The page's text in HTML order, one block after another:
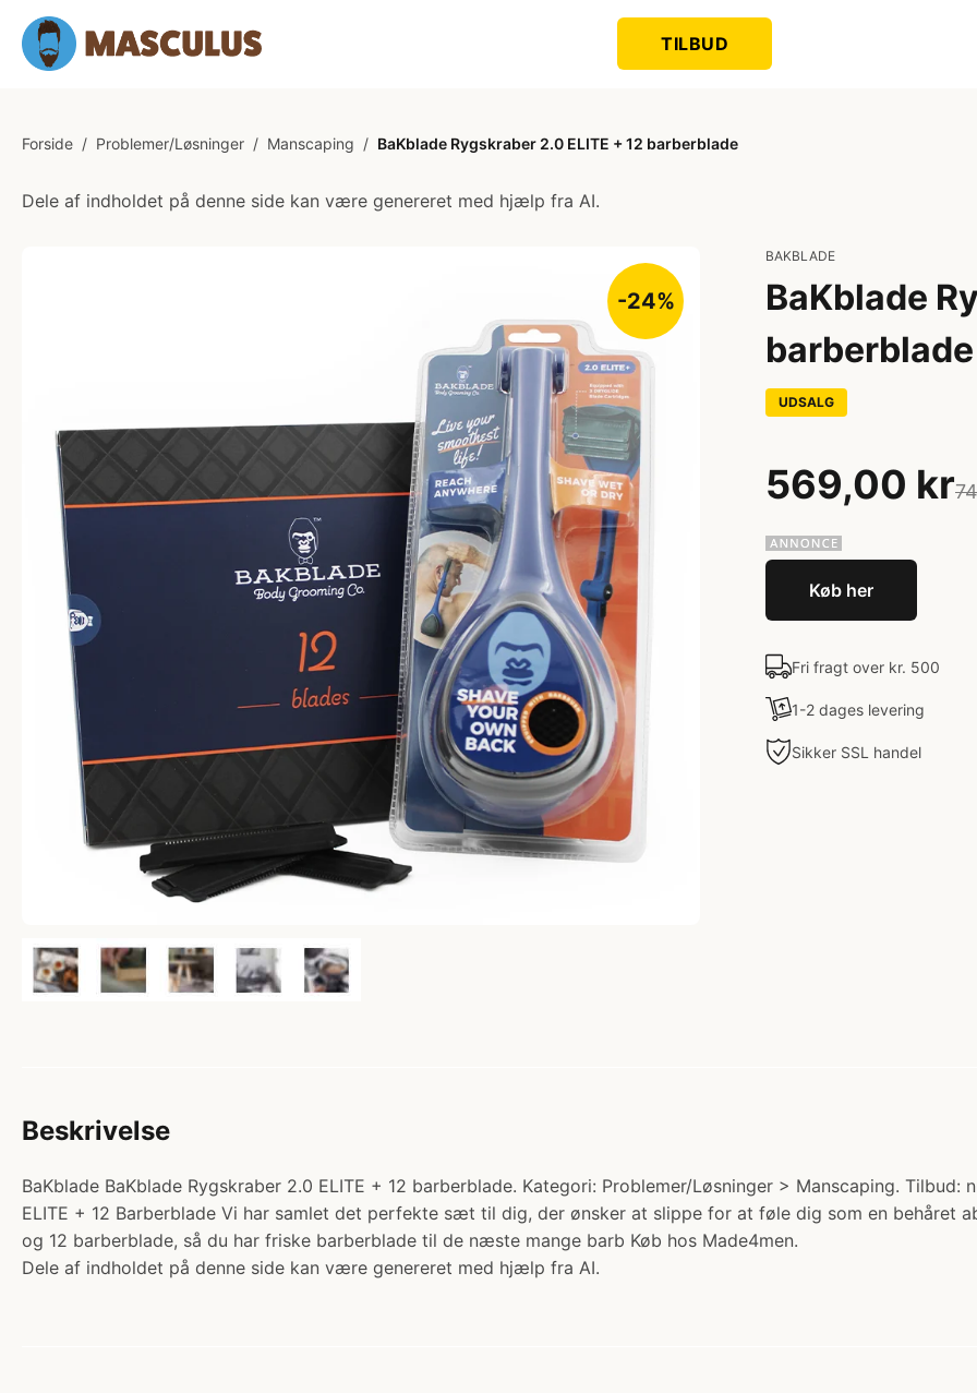
TILBUD
Forside / Problemer/Løsninger / Manscaping / BaKblade Rygskraber 2.0 ELITE + 12 barberblade
Dele af indholdet på denne side kan være genereret med hjælp fra AI.
-24%
BAKBLADE
BaKblade
barberblade
UDSALG
569,00 kr
Køb her
Fri fragt over kr. 500
1-2 dages levering
Sikker SSL handel
Beskrivelse
BaKblade BaKblade Rygskraber 2.0 ELITE + 12 barberblade. Kategori: Problemer/Løsninger > Manscaping.
ELITE + 12 Barberblade Vi har samlet det perfekte sæt til dig, der ønsker at slippe for at føle dig som en behåret
og 12 barberblade, så du har friske barberblade til de næste mange barb Køb hos Made4men.
Dele af indholdet på denne side kan være genereret med hjælp fra AI.